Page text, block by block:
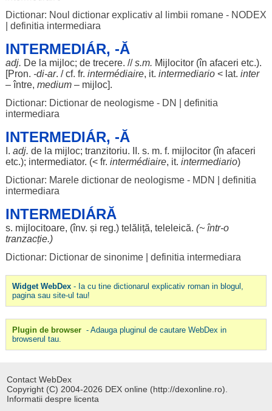
Dictionar: Noul dictionar explicativ al limbii romane - NODEX
definitia intermediara
INTERMEDIÁR, -Ă
adj. De la mijloc; de trecere. //s.m. Mijlocitor(în afaceri etc.).
[Pron. -di-ar. / cf. fr. intermédiaire, it. intermediario< lat. inter
–între, medium– mijloc].
Dictionar: Dictionar de neologisme - DN
definitia
intermediara
INTERMEDIÁR, -Ă
I. adj. de la mijloc; tranzitoriu. II. s. m. f. mijlocitor(în afaceri
etc.); intermediator. (< fr. intermédiaire, it. intermediario)
Dictionar: Marele dictionar de neologisme - MDN
definitia
intermediara
INTERMEDIÁRĂ
s. mijlocitoare, (înv. și reg.) telăliță, teleleică. (~ într-o
tranzacție.)
Dictionar: Dictionar de sinonime| definitia intermediara
Widget WebDex- Ia cu tine dictionarul explicativ roman in blogul,
pagina sau site-ul tau!
Plugin de browser - Adauga pluginul de cautare WebDex in
browserul tau.
Contact WebDex
Copyright (C) 2004-2026 DEX online (http://dexonline.ro).
Informatii despre licenta